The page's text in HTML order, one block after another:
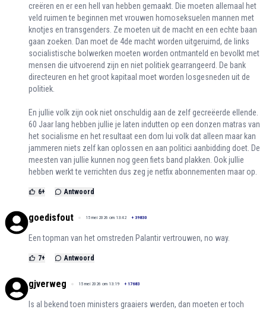
creëren en er een hell van hebben gemaakt. Die moeten allemaal het
veld ruimen te beginnen met vrouwen homoseksuelen mannen met
knotjes en transgenders. Ze moeten uit de macht en een echte baan
gaan zoeken. Dan moet de 4de macht worden uitgeruimd, de links
socialistische bolwerken moeten worden ontmanteld en bevolkt met
mensen die uitvoerend zijn en niet politiek gearrangeerd. De bank
directeuren en het groot kapitaal moet worden losgesneden uit de
politiek.
En jullie volk zijn ook niet onschuldig aan de zelf gecreëerde ellende.
60 Jaar lang hebben jullie je laten indutten op een donzen matras van
het socialisme en het resultaat een dom lui volk dat alleen maar kan
jammeren niets zelf kan oplossen en aan politici aanbidding doet. De
meesten van jullie kunnen nog geen fiets band plakken. Ook jullie
hebben werkt te verrichten dus zeg je netfix abonnementen maar op.
6+ Antwoord
goedisfout 15 mei 2026 om 13:42 + 39830
Een topman van het omstreden Palantir vertrouwen, no way.
7+ Antwoord
gjverweg 15 mei 2026 om 13:19 + 17683
Is al bekend toen ministers graaiers werden, dan moeten er toch